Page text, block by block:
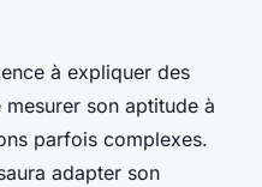
à expliquer des
son aptitude à
parfois complexes.
adapter son